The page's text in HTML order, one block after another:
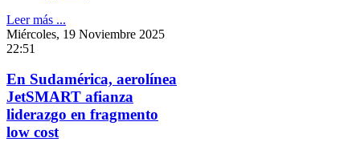
Leer más ...
Miércoles, 19 Noviembre 2025
22:51
En Sudamérica, aerolínea
JetSMART afianza
liderazgo en fragmento
low cost